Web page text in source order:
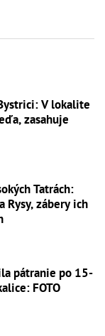
V lokalite
zasahuje
Tatrách:
Rysy, zábery ich
pátranie po 15-
FOTO